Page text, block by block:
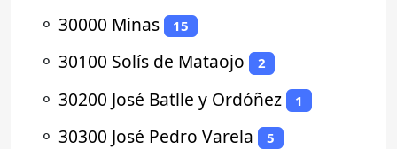
⚬ 30000 Minas 15
⚬ 30100 Solís de Mataojo 2
⚬ 30200 José Batlle y Ordóñez 1
⚬ 30300 José Pedro Varela 5